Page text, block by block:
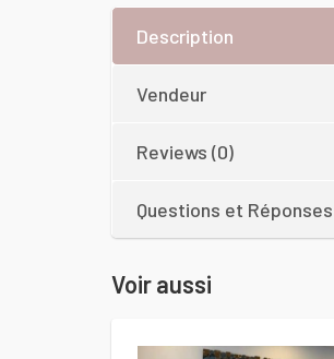
Description
Vendeur
Reviews (0)
Questions et Réponses
Voir aussi